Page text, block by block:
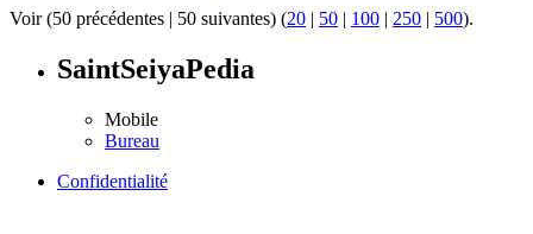
Voir (50 précédentes | 50 suivantes) (20 | 50 | 100 | 250 | 500).
SaintSeiyaPedia
Mobile
Bureau
Confidentialité